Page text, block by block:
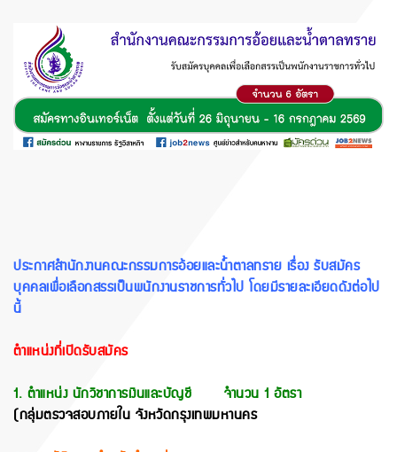
ประกาศสำนักงานคณะกรรมการอ้อยและน้ำตาลทราย เรื่อง รับสมัคร
บุคคลเพื่อเลือกสรรเป็นพนักงานราชการทั่วไป โดยมีรายละเอียดดังต่อไป
นี้
ตำแหน่งที่เปิดรับสมัคร
1. ตำแหน่ง นักวิชาการเงินและบัญชี จำนวน 1 อัตรา
(กลุ่มตรวจสอบภายใน จังหวัดกรุงเทพมหานคร